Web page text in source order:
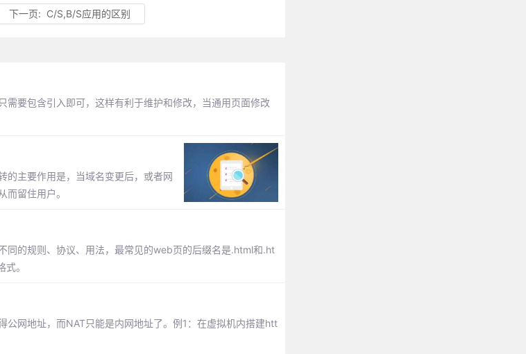
下一页: C/S,B/S应用的区别
要包含引入即可，这样有利于维护和修改，当通用页面修改
的主要作用是，当域名变更后，或者网
留住用户。
同的规则、协议、用法，最常见的web页的后缀名是.html和.ht
。
网地址，而NAT只能是内网地址了。例1：在虚拟机内搭建htt